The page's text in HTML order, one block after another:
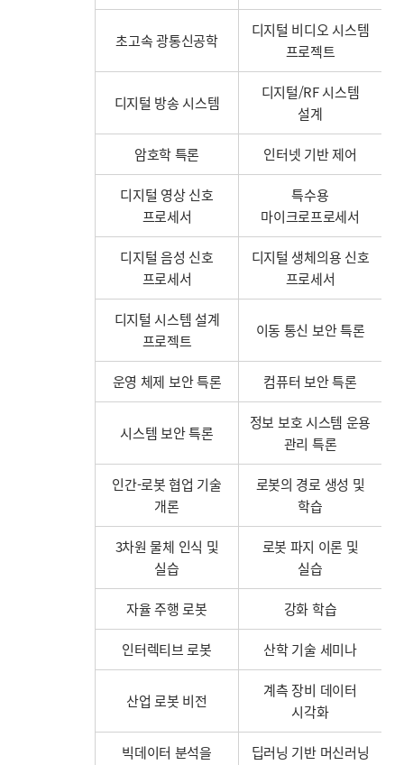
초고속 광통신공학
디지털 비디오 시스템
프로젝트
디지털 방송 시스템
디지털/RF 시스템
설계
암호학 특론 인터넷 기반 제어
디지털 영상 신호
프로세서
특수용
마이크로프로세서
디지털 음성 신호
프로세서
디지털 생체의용 신호
프로세서
디지털 시스템 설계
프로젝트
이동 통신 보안 특론
운영 체제 보안 특론 컴퓨터 보안 특론
시스템 보안 특론
정보 보호 시스템 운용
관리 특론
인간-로봇 협업 기술
개론
로봇의 경로 생성 및
학습
3차원 물체 인식 및
실습
로봇 파지 이론 및
실습
자율 주행 로봇 강화 학습
인터렉티브 로봇 산학 기술 세미나
산업 로봇 비전
계측 장비 데이터
시각화
빅데이터 분석을
딥러닝 기반 머신러닝